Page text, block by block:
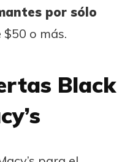
por sólo
o más.
Black